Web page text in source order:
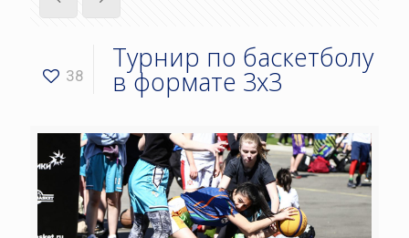
38
Турнир по баскетболу
в формате 3х3